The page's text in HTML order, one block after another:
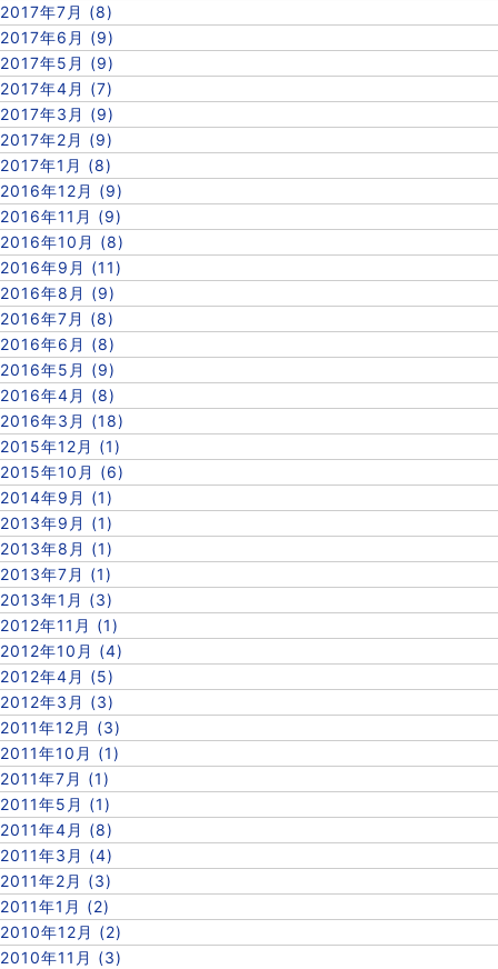
2017年7月 (8)
2017年6月 (9)
2017年5月 (9)
2017年4月 (7)
2017年3月 (9)
2017年2月 (9)
2017年1月 (8)
2016年12月 (9)
2016年11月 (9)
2016年10月 (8)
2016年9月 (11)
2016年8月 (9)
2016年7月 (8)
2016年6月 (8)
2016年5月 (9)
2016年4月 (8)
2016年3月 (18)
2015年12月 (1)
2015年10月 (6)
2014年9月 (1)
2013年9月 (1)
2013年8月 (1)
2013年7月 (1)
2013年1月 (3)
2012年11月 (1)
2012年10月 (4)
2012年4月 (5)
2012年3月 (3)
2011年12月 (3)
2011年10月 (1)
2011年7月 (1)
2011年5月 (1)
2011年4月 (8)
2011年3月 (4)
2011年2月 (3)
2011年1月 (2)
2010年12月 (2)
2010年11月 (3)